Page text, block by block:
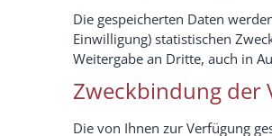
Die gespeicherten Daten
Einwilligung) statistischen
Weitergabe an Dritte, auch in
Zweckbindung der
Die von Ihnen zur Verfügung